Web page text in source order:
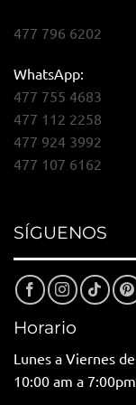
477 796 6202
WhatsApp:
477 755 4683
477 112 2258
477 924 3992
477 107 6162
SÍGUENOS
Horario
Lunes a Viernes de
10:00 am a 7:00pm